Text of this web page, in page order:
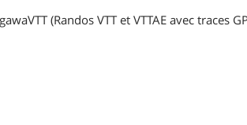
(Randos VTT et VTTAE avec traces